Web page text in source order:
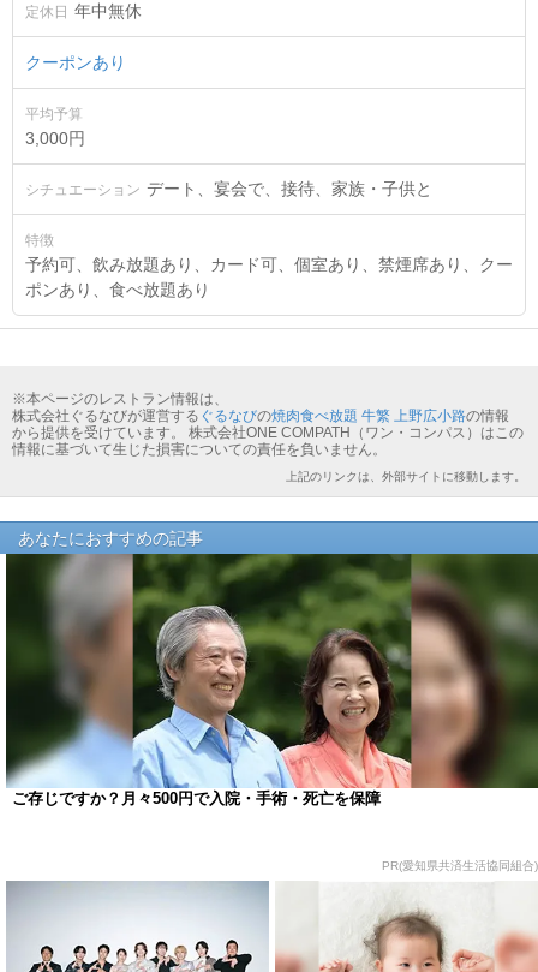
定休日 年中無休
クーポンあり
平均予算
3,000円
シチュエーション デート、宴会で、接待、家族・子供と
特徴
予約可、飲み放題あり、カード可、個室あり、禁煙席あり、クー
ポンあり、食べ放題あり
※本ページのレストラン情報は、
株式会社ぐるなびが運営する ぐるなびの焼肉食べ放題 牛繁 上野広小路の情報
から提供を受けています。 株式会社ONE COMPATH（ワン・コンパス）はこの
情報に基づいて生じた損害についての責任を負いません。
上記のリンクは、外部サイトに移動します。
あなたにおすすめの記事
ご存じですか？月々500円で入院・手術・死亡を保障
PR(愛知県共済生活協同組合)